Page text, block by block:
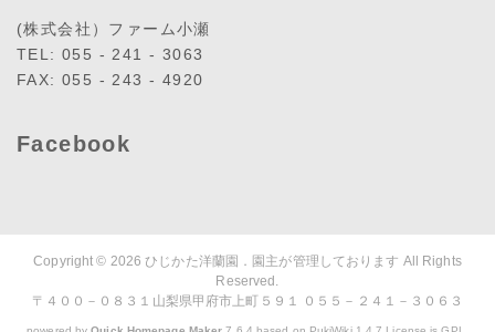
(株式会社）ファーム小瀬
TEL: 055 - 241 - 3063
FAX: 055 - 243 - 4920
Facebook
Copyright © 2026ひじかた洋蘭園．園主が管理しております All Rights
Reserved.
〒４００－０８３１山梨県甲府市上町５９１ ０５５－２４１－３０６３